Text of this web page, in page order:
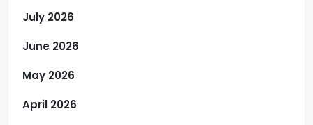
July 2026
June 2026
May 2026
April 2026